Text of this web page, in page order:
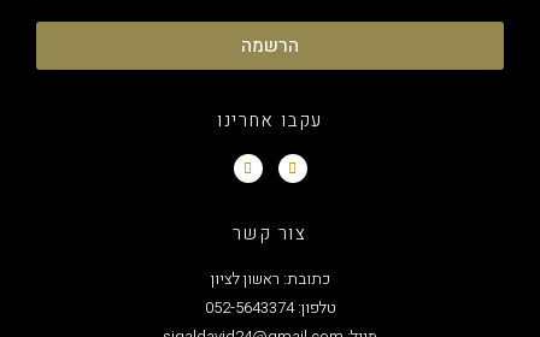
הרשמה
עקבו אחרינו
צור קשר
כתובת: ראשון לציון
טלפון: 052-5643374